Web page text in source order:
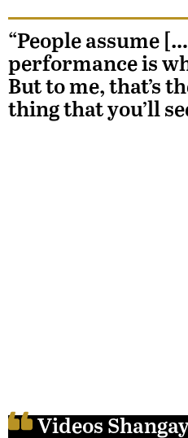
“People assume
performance is
But to me, that’s
thing that you’ll
Videos